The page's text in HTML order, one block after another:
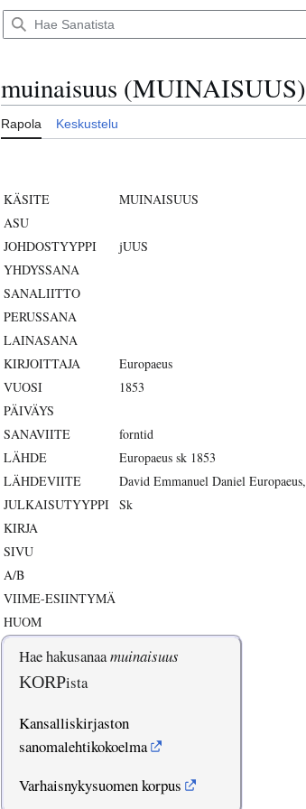
muinaisuus (MUINAISUUS)
Rapola Keskustelu
KÄSITE
MUINAISUUS
ASU
JOHDOSTYYPPI
jUUS
YHDYSSANA
SANALIITTO
PERUSSANA
LAINASANA
KIRJOITTAJA
Europaeus
VUOSI
1853
PÄIVÄYS
SANAVIITE
forntid
LÄHDE
Europaeus sk 1853
LÄHDEVIITE
David Emmanuel Daniel Europaeus,
JULKAISUTYYPPI Sk
KIRJA
SIVU
A/B
VIIME-ESIINTYMÄ
HUOM
Hae hakusanaamuinaisuus
KORPista
Kansalliskirjaston
sanomalehtikokoelma
Varhaisnykysuomen korpus